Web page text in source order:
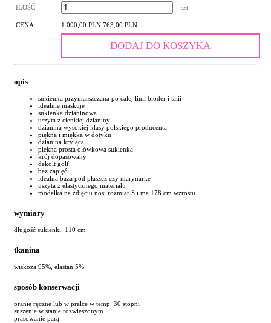
ILOŚĆ : szt
CENA : 1 090,00 PLN 763,00 PLN
DODAJ DO KOSZYKA
opis
sukienka przymarszczana po całej linii bioder i talii
idealnie maskuje
sukienka dzianinowa
uszyta z cienkiej dzianiny
dzianina wysokiej klasy polskiego producenta
piękna i miękka w dotyku
dzianina kryjąca
piekna prosta ołówkowa sukienka
krój dopasowany
dekolt golf
bez zapięć
idealna baza pod płaszcz czy marynarkę
uszyta z elastycznego materiału
modelka na zdjęciu nosi rozmiar S i ma 178 cm wzrostu
wymiary
długość sukienki: 110 cm
tkanina
wiskoza 95%, elastan 5%
sposób konserwacji
pranie ręczne lub w pralce w temp. 30 stopni
suszenie w stanie rozwieszonym
prasowanie parą